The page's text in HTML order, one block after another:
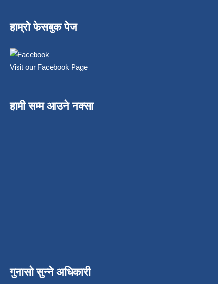
हाम्रो फेसबुक पेज
Visit our Facebook Page
हामी सम्म आउने नक्सा
गुनासो सुन्ने अधिकारी